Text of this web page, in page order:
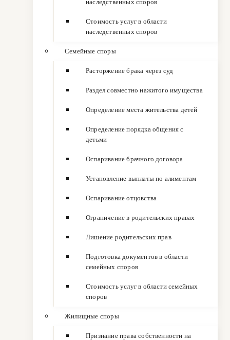
наследственных споров
Стоимость услуг в области
наследственных споров
Семейные споры
Расторжение брака через суд
Раздел совместно нажитого имущества
Определение места жительства детей
Определение порядка общения с
детьми
Оспаривание брачного договора
Установление выплаты по алиментам
Оспаривание отцовства
Ограничение в родительских правах
Лишение родительских прав
Подготовка документов в области
семейных споров
Стоимость услуг в области семейных
споров
Жилищные споры
Признание права собственности на